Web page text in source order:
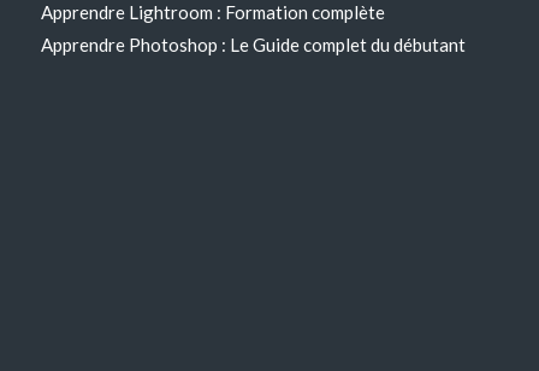
Apprendre Lightroom : Formation complète
Apprendre Photoshop : Le Guide complet du débutant